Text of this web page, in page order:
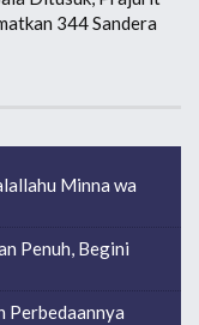
344 Sandera
Minna wa
Penuh, Begini
Perbedaannya